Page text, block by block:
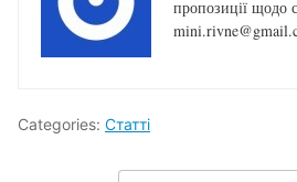
пропозиції щодо
Categories: Статті